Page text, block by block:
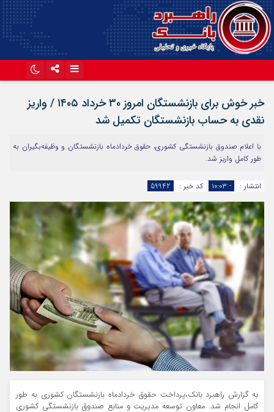
آپارات
خبر خوش برای بازنشستگان امروز ۳۰ خرداد ۱۴۰۵ / واریز
نقدی به حساب بازنشستگان تکمیل شد
با اعلام صندوق بازنشستگی کشوری، حقوق خردادماه بازنشستگان و وظیفه‌بگیران به
طور کامل واریز شد.
انتشار : - ۱۰:۰۳ کد خبر : 59942
به گزارش راهبرد بانک،پرداخت حقوق خردادماه بازنشستگان کشوری به طور
کامل انجام شد. معاون توسعه مدیریت و منابع صندوق بازنشستگی کشوری